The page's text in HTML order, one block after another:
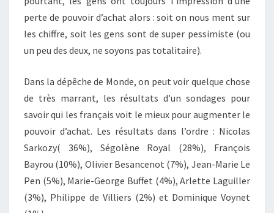
perte de pouvoir d’achat alors : soit on nous ment sur
les chiffre, soit les gens sont de super pessimiste (ou
un peu des deux, ne soyons pas totalitaire).
Dans la dépêche de Monde, on peut voir quelque chose
de très marrant, les résultats d’un sondages pour
savoir qui les français voit le mieux pour augmenter le
pouvoir d’achat. Les résultats dans l’ordre : Nicolas
Sarkozy( 36%), Ségolène Royal (28%), François
Bayrou (10%), Olivier Besancenot (7%), Jean-Marie Le
Pen (5%), Marie-George Buffet (4%), Arlette Laguiller
(3%), Philippe de Villiers (2%) et Dominique Voynet